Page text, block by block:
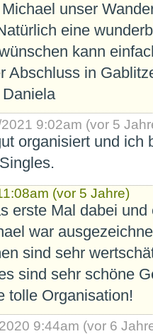
unser
eine
kann
Abschluss in
9:02am (vor 5
organisiert und ich
(vor 5 Jahre)
erste Mal dabei
war
sind sehr
sind sehr schöne
tolle Organisation!
9:44am (vor 6